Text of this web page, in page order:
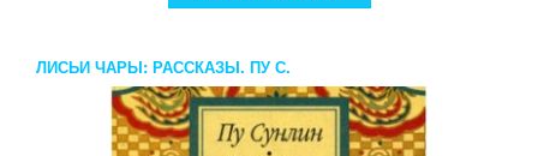
ЛИСЬИ ЧАРЫ: РАССКАЗЫ. ПУ С.